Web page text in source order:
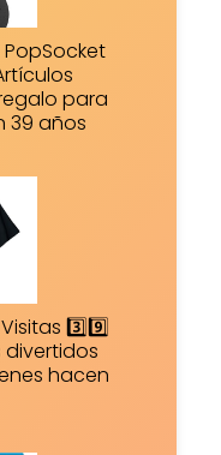
para
39 años
3️⃣9️⃣
divertidos
hacen